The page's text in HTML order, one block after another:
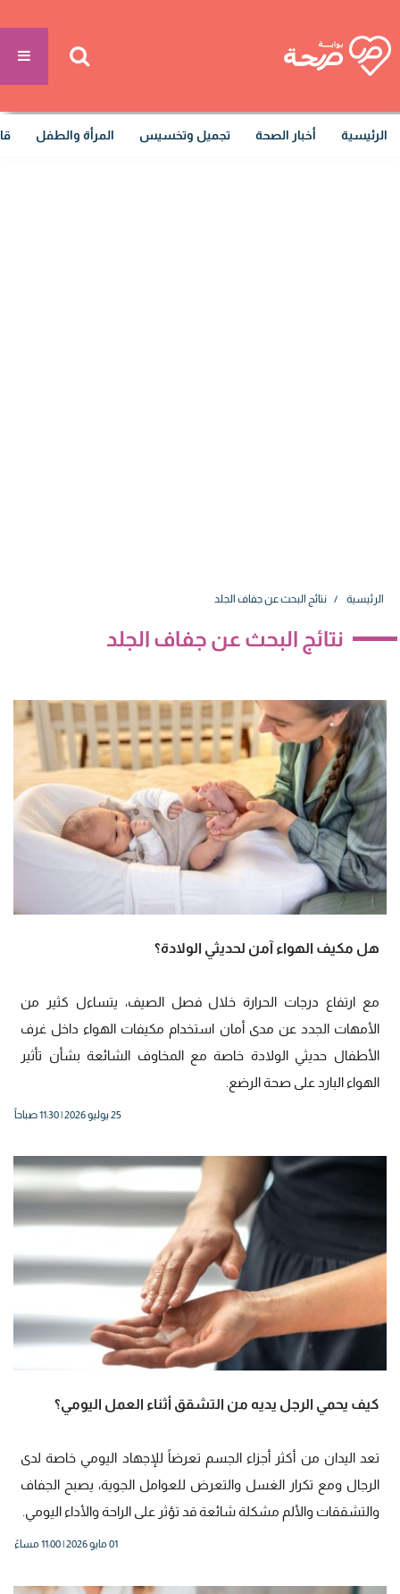
الرئيسية أخبار الصحة تجميل وتخسيس المرأة والطفل
الرئيسية نتائج البحث عن جفاف الجلد
نتائج البحث عن جفاف الجلد
هل مكيف الهواء آمن لحديثي الولادة؟
مع ارتفاع درجات الحرارة خلال فصل الصيف، يتساءل كثير من
الأمهات الجدد عن مدى أمان استخدام مكيفات الهواء داخل غرف
الأطفال حديثي الولادة خاصة مع المخاوف الشائعة بشأن تأثير
الهواء البارد على صحة الرضع.
25 يوليو 2026 | 11:30 صباحاً
كيف يحمي الرجل يديه من التشقق أثناء العمل اليومي؟
تعد اليدان من أكثر أجزاء الجسم تعرضاً للإجهاد اليومي خاصة لدى
الرجال ومع تكرار الغسل والتعرض للعوامل الجوية، يصبح الجفاف
والتشققات والألم مشكلة شائعة قد تؤثر على الراحة والأداء اليومي.
01 مايو 2026 | 11:00 مساءً